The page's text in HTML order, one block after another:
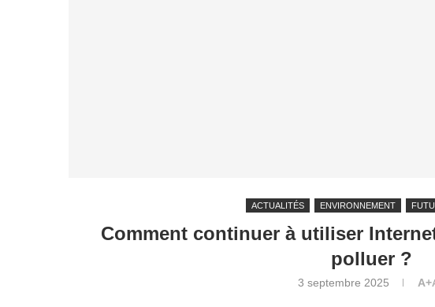
ACTUALITÉS ENVIRONNEMENT
Comment continuer à utiliser
polluer ?
3 septembre 2025 A+